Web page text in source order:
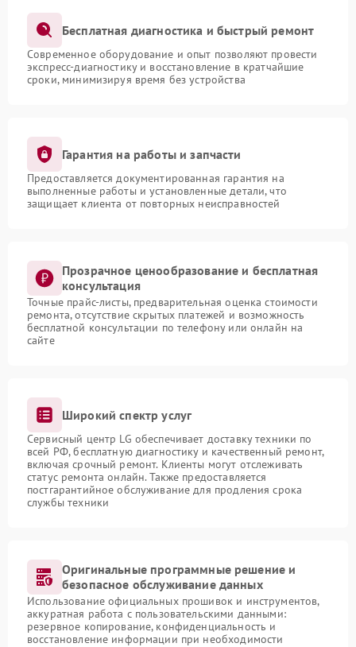
Бесплатная диагностика и быстрый ремонт
Современное оборудование и опыт позволяют провести
экспресс-диагностику и восстановление в кратчайшие
сроки, минимизируя время без устройства
Гарантия на работы и запчасти
Предоставляется документированная гарантия на
выполненные работы и установленные детали, что
защищает клиента от повторных неисправностей
Прозрачное ценообразование и бесплатная
консультация
Точные прайс-листы, предварительная оценка стоимости
ремонта, отсутствие скрытых платежей и возможность
бесплатной консультации по телефону или онлайн на
сайте
Широкий спектр услуг
Сервисный центр LG обеспечивает доставку техники по
всей РФ, бесплатную диагностику и качественный ремонт,
включая срочный ремонт. Клиенты могут отслеживать
статус ремонта онлайн. Также предоставляется
постгарантийное обслуживание для продления срока
службы техники
Оригинальные программные решение и
безопасное обслуживание данных
Использование официальных прошивок и инструментов,
аккуратная работа с пользовательскими данными:
резервное копирование, конфиденциальность и
восстановление информации при необходимости